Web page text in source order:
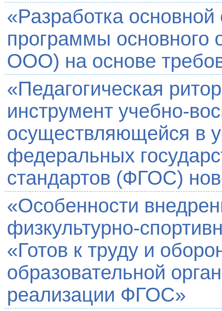
«Разработка
программы
ООО) на основе
«Педагогическая
инструмент учебно-
осуществляющейся в
федеральных
стандартов (ФГОС)
«Особенности
физкультурно-
«Готов к труду и
образовательной
реализации ФГОС»